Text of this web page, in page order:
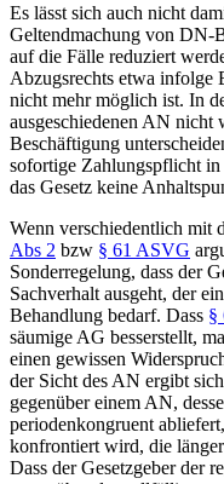
Es lässt sich auch nicht
Geltendmachung von DN-
auf die Fälle reduziert
Abzugsrechts etwa infolge
nicht mehr möglich ist. In
ausgeschiedenen AN nicht
Beschäftigung
sofortige Zahlungspflicht
das Gesetz keine
Wenn verschiedentlich mit
Abs 2 bzw § 61 ASVG
Sonderregelung, dass der
Sachverhalt ausgeht, der
Behandlung bedarf. Dass §
säumige AG besserstellt,
einen gewissen
der Sicht des AN ergibt
gegenüber einem AN,
periodenkongruent
konfrontiert wird, die
Dass der Gesetzgeber der